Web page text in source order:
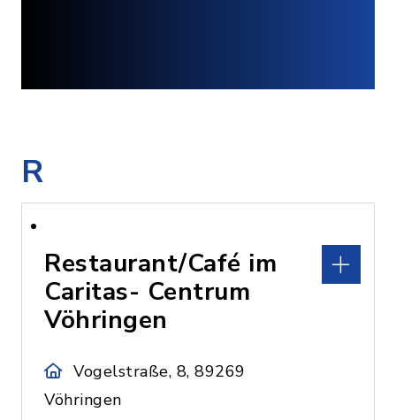
R
Restaurant/Café im
Caritas- Centrum
Vöhringen
Vogelstraße, 8, 89269
Vöhringen